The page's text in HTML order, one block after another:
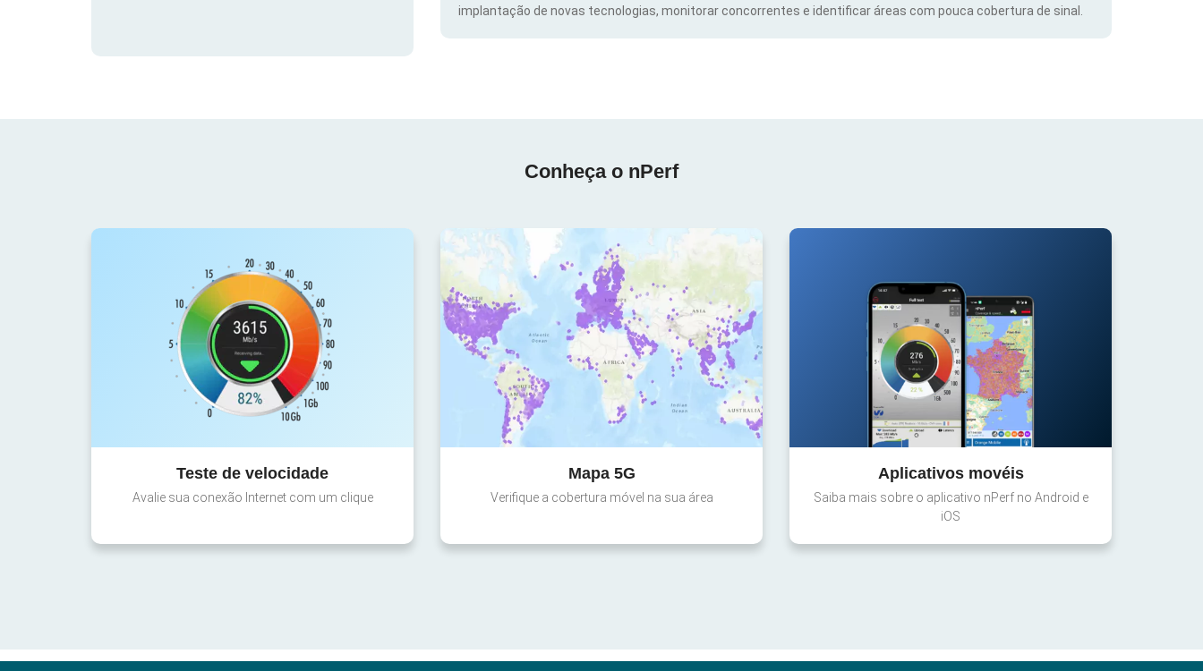
implantação de novas tecnologias, monitorar concorrentes e identificar áreas com pouca cobertura de sinal.
Conheça o nPerf
Teste de velocidade
Avalie sua conexão Internet com um clique
Mapa 5G
Verifique a cobertura móvel na sua área
Aplicativos movéis
Saiba mais sobre o aplicativo nPerf no Android e
iOS